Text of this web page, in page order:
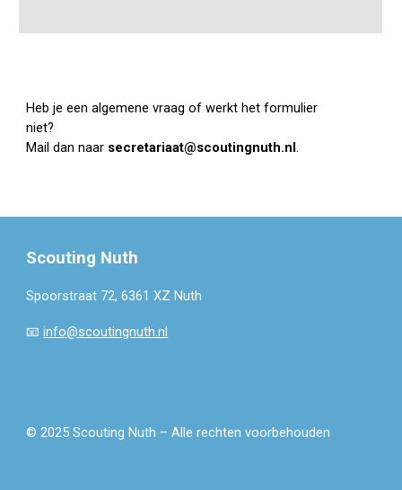
Heb je een algemene vraag of werkt het formulier
niet?
Mail dan naar secretariaat@scoutingnuth.nl.
Scouting Nuth
Spoorstraat 72, 6361 XZ Nuth
📧info@scoutingnuth.nl
© 2025 Scouting Nuth – Alle rechten voorbehouden